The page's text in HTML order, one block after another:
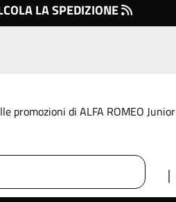
LA SPEDIZIONE
promozioni di ALFA ROMEO Junior